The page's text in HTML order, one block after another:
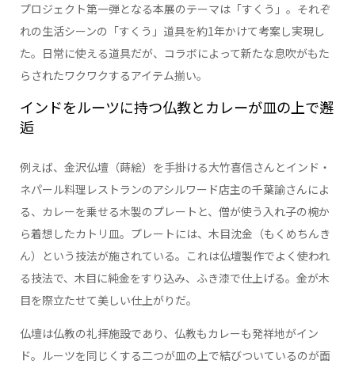
プロジェクト第一弾となる本展のテーマは「すくう」。それぞ
れの生活シーンの「すくう」道具を約1年かけて考案し実現し
た。日常に使える道具だが、コラボによって新たな息吹がもた
らされたワクワクするアイテム揃い。
インドをルーツに持つ仏教とカレーが皿の上で邂
逅
例えば、金沢仏壇（蒔絵）を手掛ける大竹喜信さんとインド・
ネパール料理レストランのアシルワード店主の千葉諭さんによ
る、カレーを乗せる木製のプレートと、僧が使う入れ子の椀か
ら着想したカトリ皿。プレートには、木目沈金（もくめちんき
ん）という技法が施されている。これは仏壇製作でよく使われ
る技法で、木目に純金をすり込み、ふき漆で仕上げる。金が木
目を際立たせて美しい仕上がりだ。
仏壇は仏教の礼拝施設であり、仏教もカレーも発祥地がイン
ド。ルーツを同じくする二つが皿の上で結びついているのが面